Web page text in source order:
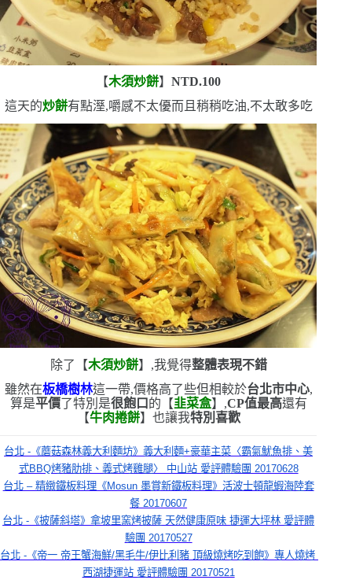
【木須炒餅】NTD.100
這天的炒餅有點溼,嚼感不太優而且稍稍吃油,不太敢多吃
除了【木須炒餅】,我覺得整體表現不錯
雖然在板橋樹林這一帶,價格高了些但相較於台北市中心,
算是平價了特別是很飽口 的【韭菜盒】,CP值最高還有
【牛肉捲餅】也讓我特別喜歡
台北 -《蘑菇森林義大利麵坊》義大利麵+豪華主菜〈霸氣魷魚排、美
式BBQ烤豬肋排、義式烤雞腿〉 中山站 愛評體驗團 20170628
台北 – 精緻鐵板料理《Mosun 墨賞新鐵板料理》活波士頓龍蝦海陸套
餐 20170607
台北 -《披薩斜塔》拿坡里窯烤披薩 天然健康原味 捷運大坪林 愛評體
驗團 20170527
台北 -《帝一 帝王蟹海鮮/黑毛牛/伊比利豬 頂級燒烤吃到飽》專人燒烤
西湖捷運站 愛評體驗團 20170521